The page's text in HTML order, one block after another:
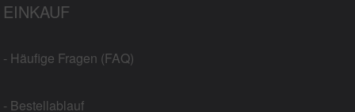
EINKAUF
- Häufige Fragen (FAQ)
- Bestellablauf